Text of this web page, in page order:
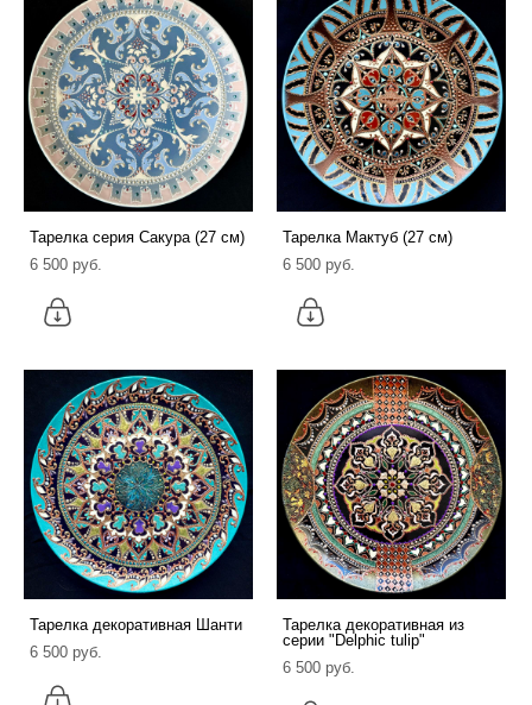
Тарелка серия Сакура (27 см)
6 500 pуб.
Тарелка Мактуб (27 см)
6 500 pуб.
Тарелка декоративная Шанти
6 500 pуб.
Тарелка декоративная из
серии "Delphic tulip"
6 500 pуб.